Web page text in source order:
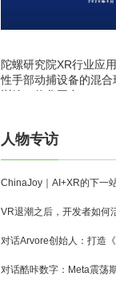
陀螺研究院XR行业应
性手部动捕设备的混
训练一体化平台
人物专访